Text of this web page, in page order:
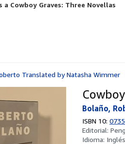
Cowboy Graves: Three Novellas
Translated by Natasha Wimmer
Bolaño,
ISBN 10:
Editorial:
Idioma: Inglés